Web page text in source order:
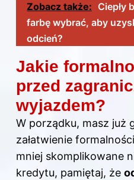
Zobacz także: Ciepły
farbę wybrać, aby
odcień?
Jakie
przed
wyjazdem?
W porządku, masz już
załatwienie
mniej skomplikowane
kredytu, pamiętaj, że